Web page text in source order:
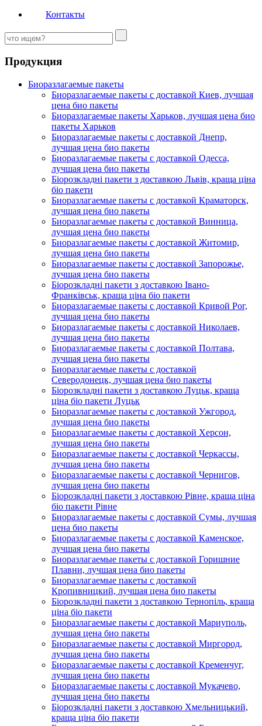
Контакты
Продукция
Биоразлагаемые пакеты
Биоразлагаемые пакеты с доставкой Киев, лучшая
цена био пакеты
Биоразлагаемые пакеты Харьков, лучшая цена био
пакеты Харьков
Биоразлагаемые пакеты с доставкой Днепр,
лучшая цена био пакеты
Биоразлагаемые пакеты с доставкой Одесса,
лучшая цена био пакеты
Біорозкладні пакети з доставкою Львів, краща ціна
біо пакети
Биоразлагаемые пакеты с доставкой Краматорск,
лучшая цена био пакеты
Биоразлагаемые пакеты с доставкой Винница,
лучшая цена био пакеты
Биоразлагаемые пакеты с доставкой Житомир,
лучшая цена био пакеты
Биоразлагаемые пакеты с доставкой Запорожье,
лучшая цена био пакеты
Біорозкладні пакети з доставкою Івано-
Франківськ, краща ціна біо пакети
Биоразлагаемые пакеты с доставкой Кривой Рог,
лучшая цена био пакеты
Биоразлагаемые пакеты с доставкой Николаев,
лучшая цена био пакеты
Биоразлагаемые пакеты с доставкой Полтава,
лучшая цена био пакеты
Биоразлагаемые пакеты с доставкой
Северодонецк, лучшая цена био пакеты
Біорозкладні пакети з доставкою Луцьк, краща
ціна біо пакети Луцьк
Биоразлагаемые пакеты с доставкой Ужгород,
лучшая цена био пакеты
Биоразлагаемые пакеты с доставкой Херсон,
лучшая цена био пакеты
Биоразлагаемые пакеты с доставкой Черкассы,
лучшая цена био пакеты
Биоразлагаемые пакеты с доставкой Чернигов,
лучшая цена био пакеты
Біорозкладні пакети з доставкою Рівне, краща ціна
біо пакети Рівне
Биоразлагаемые пакеты с доставкой Сумы, лучшая
цена био пакеты
Биоразлагаемые пакеты с доставкой Каменское,
лучшая цена био пакеты
Биоразлагаемые пакеты с доставкой Горишние
Плавни, лучшая цена био пакеты
Биоразлагаемые пакеты с доставкой
Кропивницкий, лучшая цена био пакеты
Біорозкладні пакети з доставкою Тернопіль, краща
ціна біо пакети
Биоразлагаемые пакеты с доставкой Мариуполь,
лучшая цена био пакеты
Биоразлагаемые пакеты с доставкой Миргород,
лучшая цена био пакеты
Биоразлагаемые пакеты с доставкой Кременчуг,
лучшая цена био пакеты
Биоразлагаемые пакеты с доставкой Мукачево,
лучшая цена био пакеты
Біорозкладні пакети з доставкою Хмельницький,
краща ціна біо пакети